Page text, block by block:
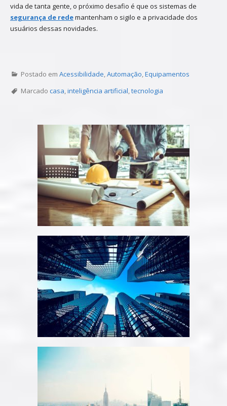
vida de tanta gente, o próximo desafio é que os sistemas de
segurança de redemantenham o sigilo e a privacidade dos
usuários dessas novidades.
Postado em Acessibilidade,Automação,Equipamentos
Marcado casa,inteligência artificial,tecnologia